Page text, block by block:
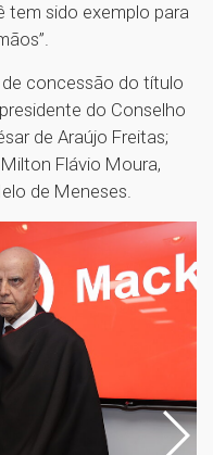
tem sido exemplo para
concessão do título
do Conselho
de Araújo Freitas;
Flávio Moura,
de Meneses.